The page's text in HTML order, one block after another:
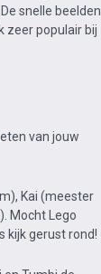
snelle beelden
zeer populair bij
van jouw
Kai (meester
Mocht Lego
kijk gerust rond!